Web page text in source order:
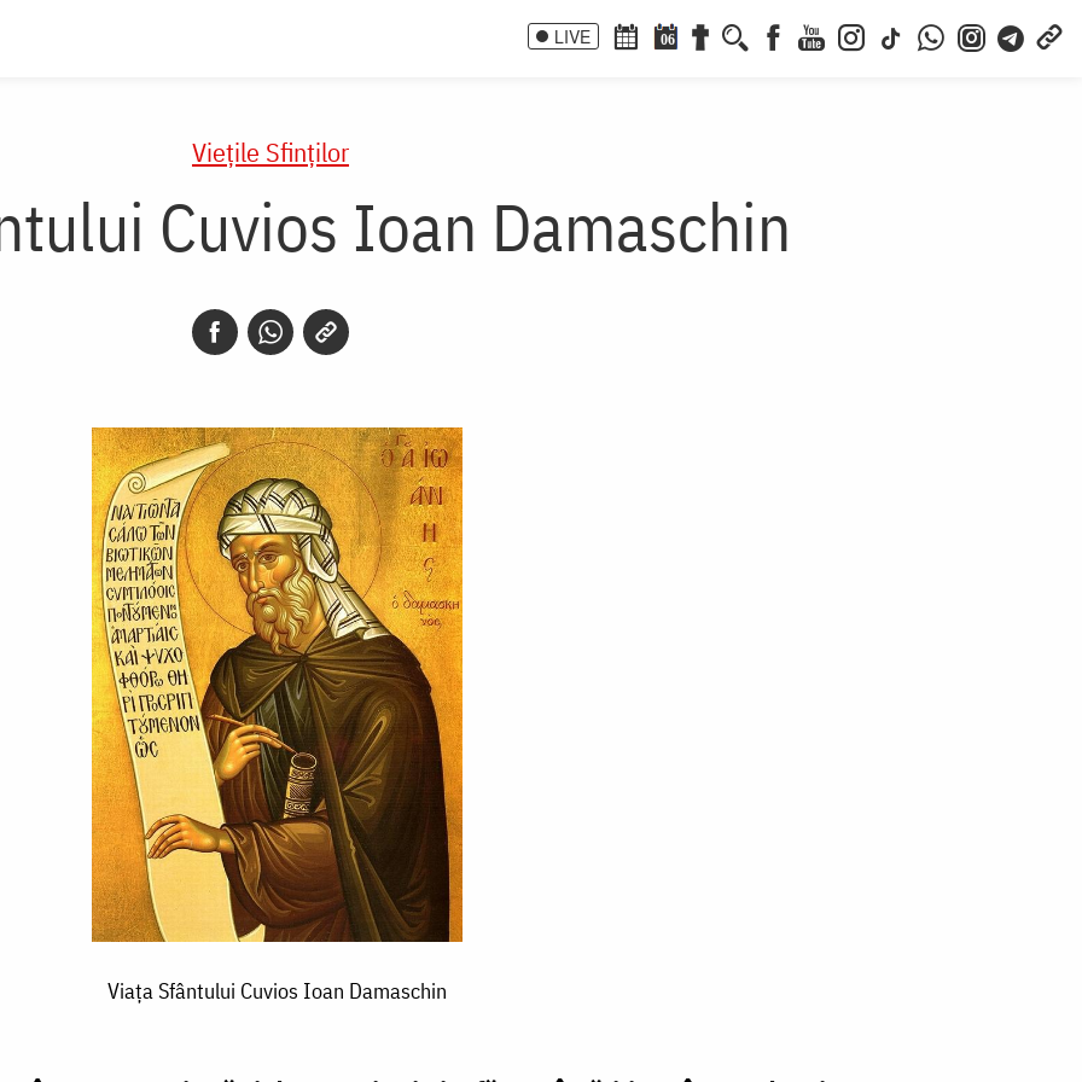
LIVE 06
Vieţile Sfinţilor
Cuvios Ioan Damaschin
Viața Sfântului Cuvios Ioan Damaschin